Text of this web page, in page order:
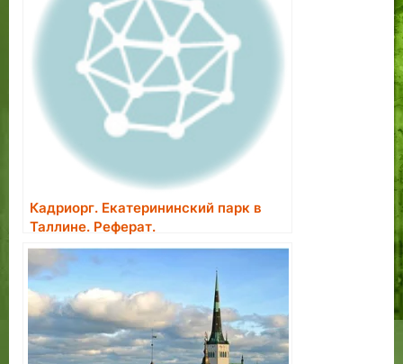
Кадриорг. Екатерининский парк в
Таллине. Реферат.